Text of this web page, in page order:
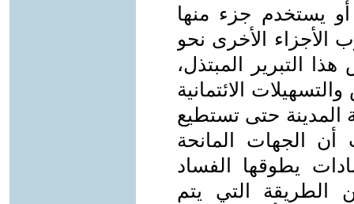
يستخدم جزء منها
الأجزاء الأخرى نحو
التبرير المبتذل،
الائتمانية
حتى تستطيع
الجهات المانحة
يطوقها الفساد
الطريقة التي يتم